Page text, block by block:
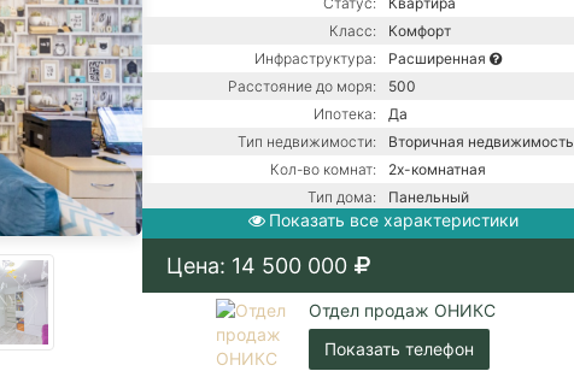
Класс:
Комфорт
Инфраструктура:
Расширенная
Расстояние до моря:
500
Ипотека:
Да
Тип недвижимости:
Вторичная недвижимость
Кол-во комнат:
2х-комнатная
Тип дома:
Панельный
Ремонт:
С ремонтом
Коммуникации:
Центральное отопление
Показать все характеристики
Цена: 14 500 000
Отдел продаж ОНИКС
Показать телефон